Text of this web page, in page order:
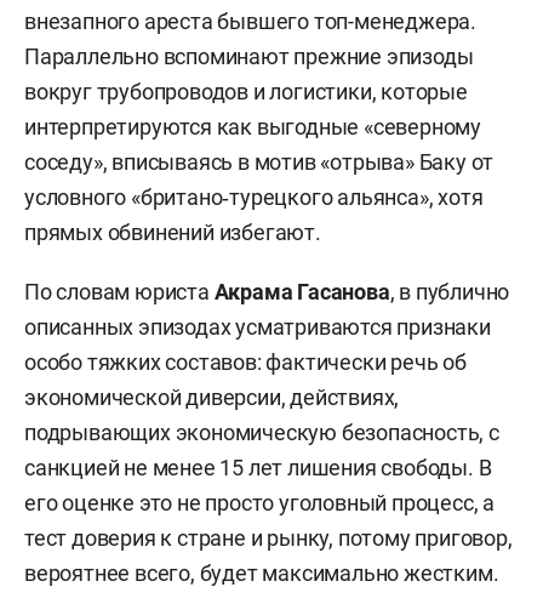
внезапного ареста бывшего топ-менеджера.
Параллельно вспоминают прежние эпизоды
вокруг трубопроводов и логистики, которые
интерпретируются как выгодные «северному
соседу», вписываясь в мотив «отрыва» Баку от
условного «британо‑турецкого альянса», хотя
прямых обвинений избегают.
По словам юриста Акрама Гасанова, в публично
описанных эпизодах усматриваются признаки
особо тяжких составов: фактически речь об
экономической диверсии, действиях,
подрывающих экономическую безопасность, с
санкцией не менее 15 лет лишения свободы. В
его оценке это не просто уголовный процесс, а
тест доверия к стране и рынку, потому приговор,
вероятнее всего, будет максимально жестким.